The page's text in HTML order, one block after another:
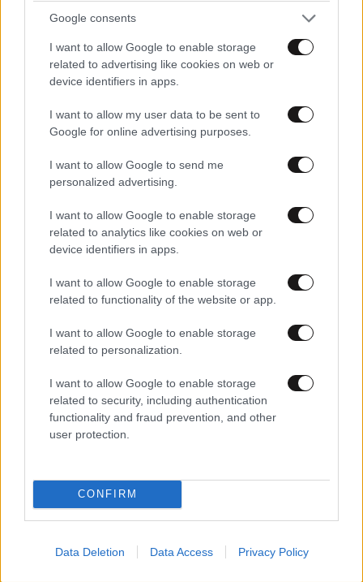
Google consents
I want to allow Google to enable storage
related to advertising like cookies on web or
device identifiers in apps.
I want to allow my user data to be sent to
Google for online advertising purposes.
I want to allow Google to send me
personalized advertising.
I want to allow Google to enable storage
related to analytics like cookies on web or
device identifiers in apps.
I want to allow Google to enable storage
related to functionality of the website or app.
I want to allow Google to enable storage
related to personalization.
I want to allow Google to enable storage
related to security, including authentication
functionality and fraud prevention, and other
user protection.
CONFIRM
Data Deletion Data Access Privacy Policy
Xαρακτήρες: 0/1000
Διαβάστε και ακολουθήστε τους κανόνες σχολιασμού
EKSWGHINOS 20·06·2012 14:53
ΑΡΠΑΚΤΙΚΑ ΣΥΓΚΕΝΤΡΩΝΟΝΤΑΙ ΤΗΝ ΙΔΙΑ ΠΕΡΙΟΔΟ
ΓΙΑ ΝΑ ΦΑΝΕ ΤΙΣ ΣΑΡΔΕΛΕΣ ΜΑΖΙ ΚΑΙ ΠΟΥΛΙΑ ΚΑΙ
ΕΠΙΤΕΥΞΗ ΤΟΥ ΣΤΟΧΟΥ..ΕΙΝΑΙ ΦΟΒΕΡΟ..
Απαντήστε